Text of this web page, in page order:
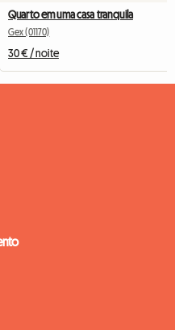
Quarto em uma casa tranquila
Gex (01170)
30 € / noite